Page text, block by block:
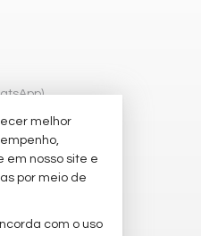
melhor
em nosso site e
por meio de
com o uso